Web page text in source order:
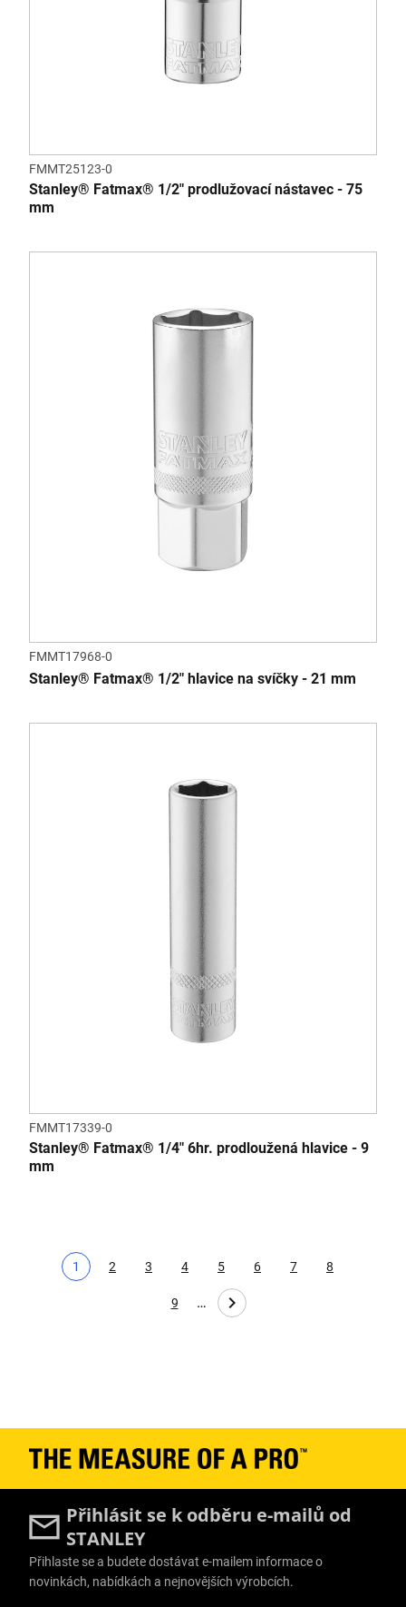
FMMT25123-0
Stanley® Fatmax® 1/2" prodlužovací nástavec - 75
mm
FMMT17968-0
Stanley® Fatmax® 1/2" hlavice na svíčky - 21 mm
FMMT17339-0
Stanley® Fatmax® 1/4" 6hr. prodloužená hlavice - 9
mm
Aktuální stránka
1
Page
2
Page
3
Page
4
Page
5
Page
6
Page
7
Page
8
Page
9 …
Přihlásit se k odběru e-mailů od
STANLEY
Přihlaste se a budete dostávat e-mailem informace o
novinkách, nabídkách a nejnovějších výrobcích.